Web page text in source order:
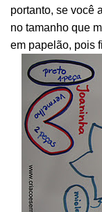
portanto, se você
no tamanho que
em papelão, pois